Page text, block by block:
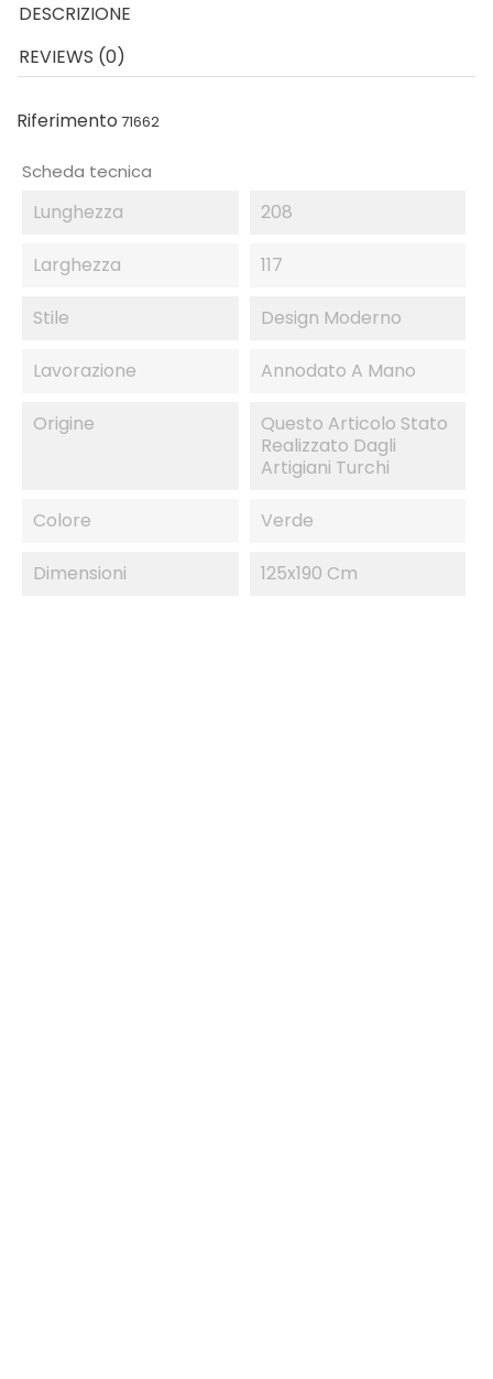
DESCRIZIONE
REVIEWS (0)
Riferimento 71662
Scheda tecnica
Lunghezza 208
Larghezza 117
Stile Design Moderno
Lavorazione Annodato A Mano
Origine
Questo Articolo Stato
Realizzato Dagli
Artigiani Turchi
Colore Verde
Dimensioni 125x190 Cm